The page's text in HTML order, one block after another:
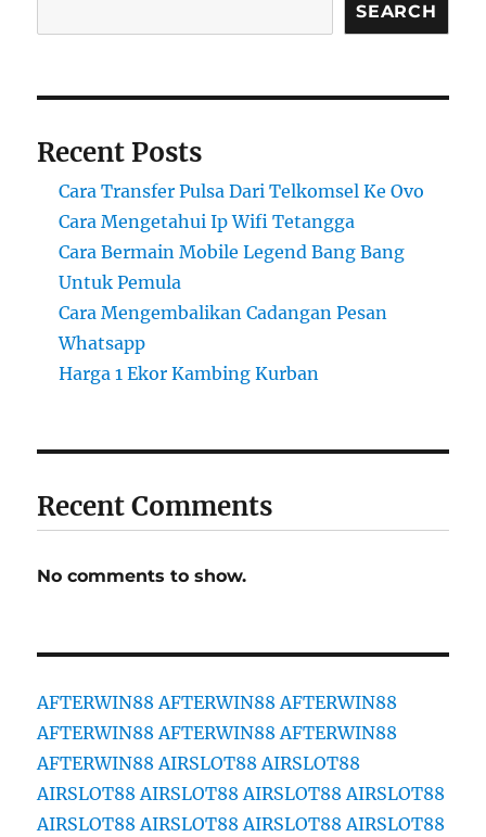
SEARCH
Recent Posts
Cara Transfer Pulsa Dari Telkomsel Ke Ovo
Cara Mengetahui Ip Wifi Tetangga
Cara Bermain Mobile Legend Bang Bang
Untuk Pemula
Cara Mengembalikan Cadangan Pesan
Whatsapp
Harga 1 Ekor Kambing Kurban
Recent Comments
No comments to show.
AFTERWIN88 AFTERWIN88 AFTERWIN88
AFTERWIN88 AFTERWIN88 AFTERWIN88
AFTERWIN88 AIRSLOT88 AIRSLOT88
AIRSLOT88 AIRSLOT88 AIRSLOT88 AIRSLOT88
AIRSLOT88 AIRSLOT88 AIRSLOT88 AIRSLOT88